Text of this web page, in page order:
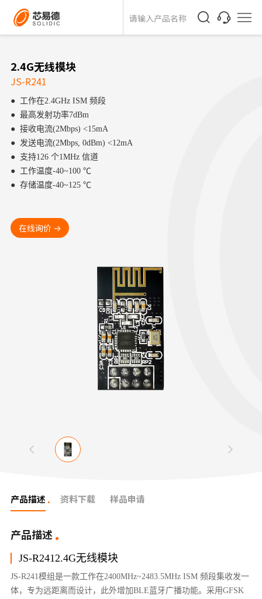
2.4G无线模块
JS-R241
● 工作在2.4GHz ISM 频段
● 最高发射功率7dBm
● 接收电流(2Mbps) <15mA
● 发送电流(2Mbps, 0dBm) <12mA
● 支持126 个1MHz 信道
● 工作温度-40~100 ℃
● 存储温度-40~125 ℃
在线询价
产品描述 资料下载 样品申请
产品描述
JS-R2412.4G无线模块
JS-R241模组是一款工作在2400MHz~2483.5MHz ISM 频段集收发一
体，专为远距离而设计，此外增加BLE蓝牙广播功能。采用GFSK